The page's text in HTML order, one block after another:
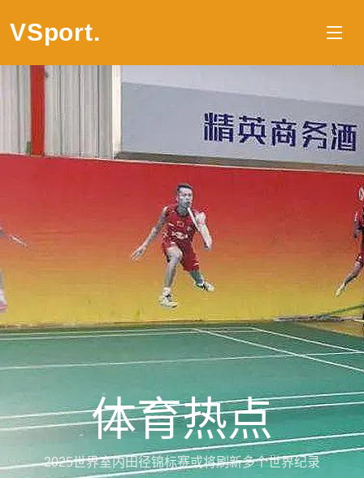
VSport.
体育热点
2025世界室内田径锦标赛或将刷新多个世界纪录